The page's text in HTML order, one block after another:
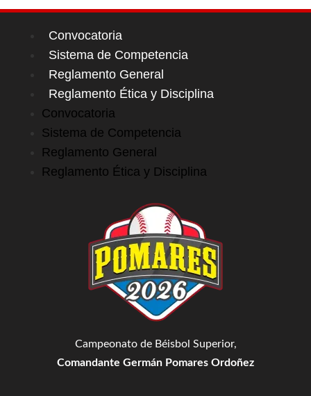
Convocatoria
Sistema de Competencia
Reglamento General
Reglamento Ética y Disciplina
Convocatoria
Sistema de Competencia
Reglamento General
Reglamento Ética y Disciplina
Campeonato de Béisbol Superior,
Comandante Germán Pomares Ordoñez